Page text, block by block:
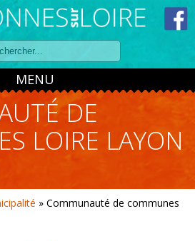
cookies
MENU
DE
LOIRE LAYON
» Communauté de communes